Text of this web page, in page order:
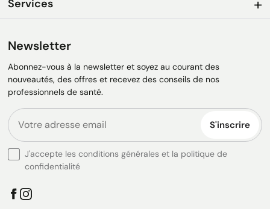
Services
Newsletter
Abonnez-vous à la newsletter et soyez au courant des
nouveautés, des offres et recevez des conseils de nos
professionnels de santé.
S'inscrire
J'accepte les conditions générales et la politique de
confidentialité